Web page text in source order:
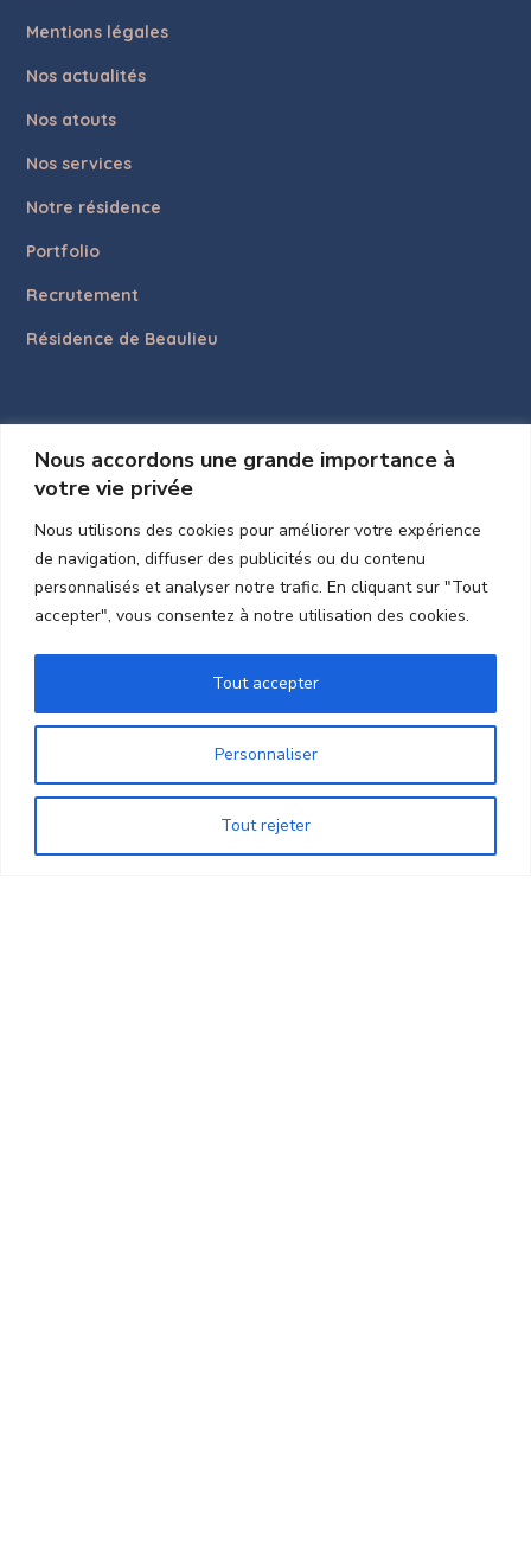
Nous accordons une grande importance à
votre vie privée
Nous utilisons des cookies pour améliorer votre expérience
de navigation, diffuser des publicités ou du contenu
personnalisés et analyser notre trafic. En cliquant sur "Tout
accepter", vous consentez à notre utilisation des cookies.
Personnaliser
Tout rejeter
Tout accepter
Mentions légales
Nos actualités
Nos atouts
Nos services
Notre résidence
Portfolio
Recrutement
Résidence de Beaulieu
LES ACTUALITES
30 ans de la Résidence de Beaulieu : une après-midi
festive et intergénérationnelle
Équithérapie : un moment de tendresse
RugbyTouch : esprit d’équipe et bonne humeur
Vélo : un bol d’air marin
GALERIE PHOTO